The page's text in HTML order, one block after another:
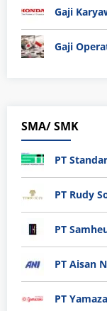
SMA/ SMK
PT
PT Rudy
PT
PT Aisan
PT